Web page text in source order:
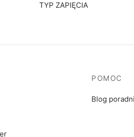
TYP ZAPIĘCIA
POMOC
Blog